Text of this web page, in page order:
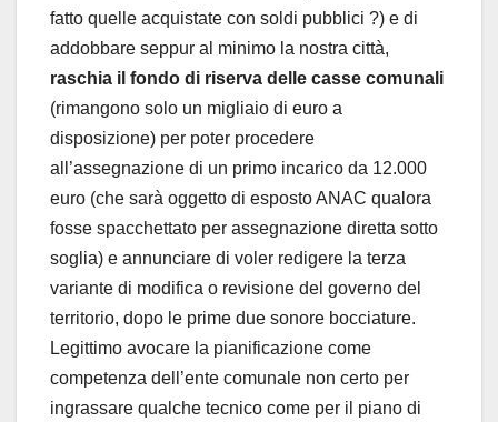
fatto quelle acquistate con soldi pubblici ?) e di
addobbare seppur al minimo la nostra città,
raschia il fondo di riserva delle casse comunali
(rimangono solo un migliaio di euro a
disposizione) per poter procedere
all’assegnazione di un primo incarico da 12.000
euro (che sarà oggetto di esposto ANAC qualora
fosse spacchettato per assegnazione diretta sotto
soglia) e annunciare di voler redigere la terza
variante di modifica o revisione del governo del
territorio, dopo le prime due sonore bocciature.
Legittimo avocare la pianificazione come
competenza dell’ente comunale non certo per
ingrassare qualche tecnico come per il piano di